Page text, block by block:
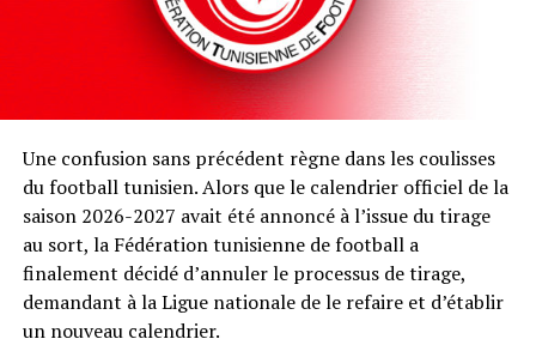
Une confusion sans précédent règne dans les coulisses
du football tunisien. Alors que le calendrier officiel de la
saison 2026-2027 avait été annoncé à l’issue du tirage
au sort, la Fédération tunisienne de football a
finalement décidé d’annuler le processus de tirage,
demandant à la Ligue nationale de le refaire et d’établir
un nouveau calendrier.